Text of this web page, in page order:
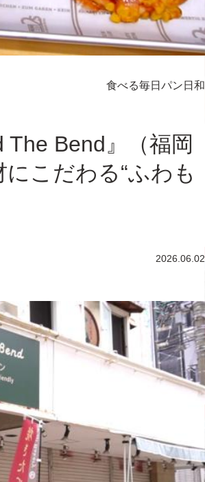
食べる毎日パン日和
The Bend』（福岡
こだわる“ふわも
2026.06.02